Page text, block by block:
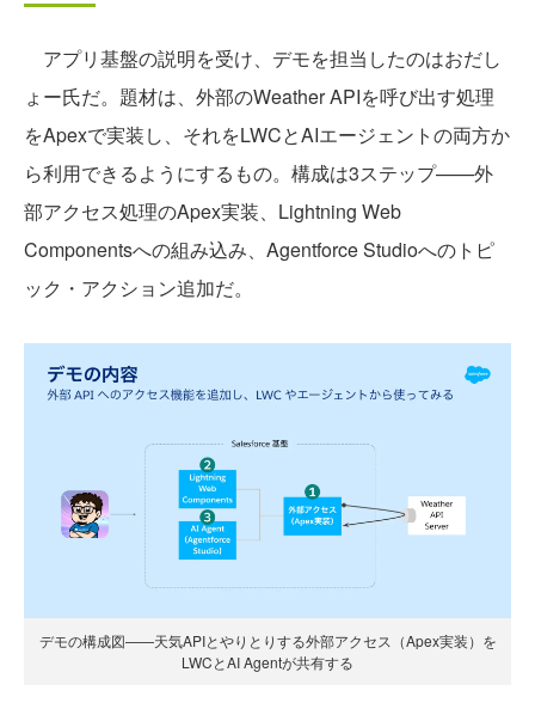
アプリ基盤の説明を受け、デモを担当したのはおだし
ょー氏だ。題材は、外部のWeather APIを呼び出す処理
をApexで実装し、それをLWCとAIエージェントの両方か
ら利用できるようにするもの。構成は3ステップ——外
部アクセス処理のApex実装、Lightning Web
Componentsへの組み込み、Agentforce Studioへのトピ
ック・アクション追加だ。
デモの構成図——天気APIとやりとりする外部アクセス（Apex実装）を
LWCとAI Agentが共有する